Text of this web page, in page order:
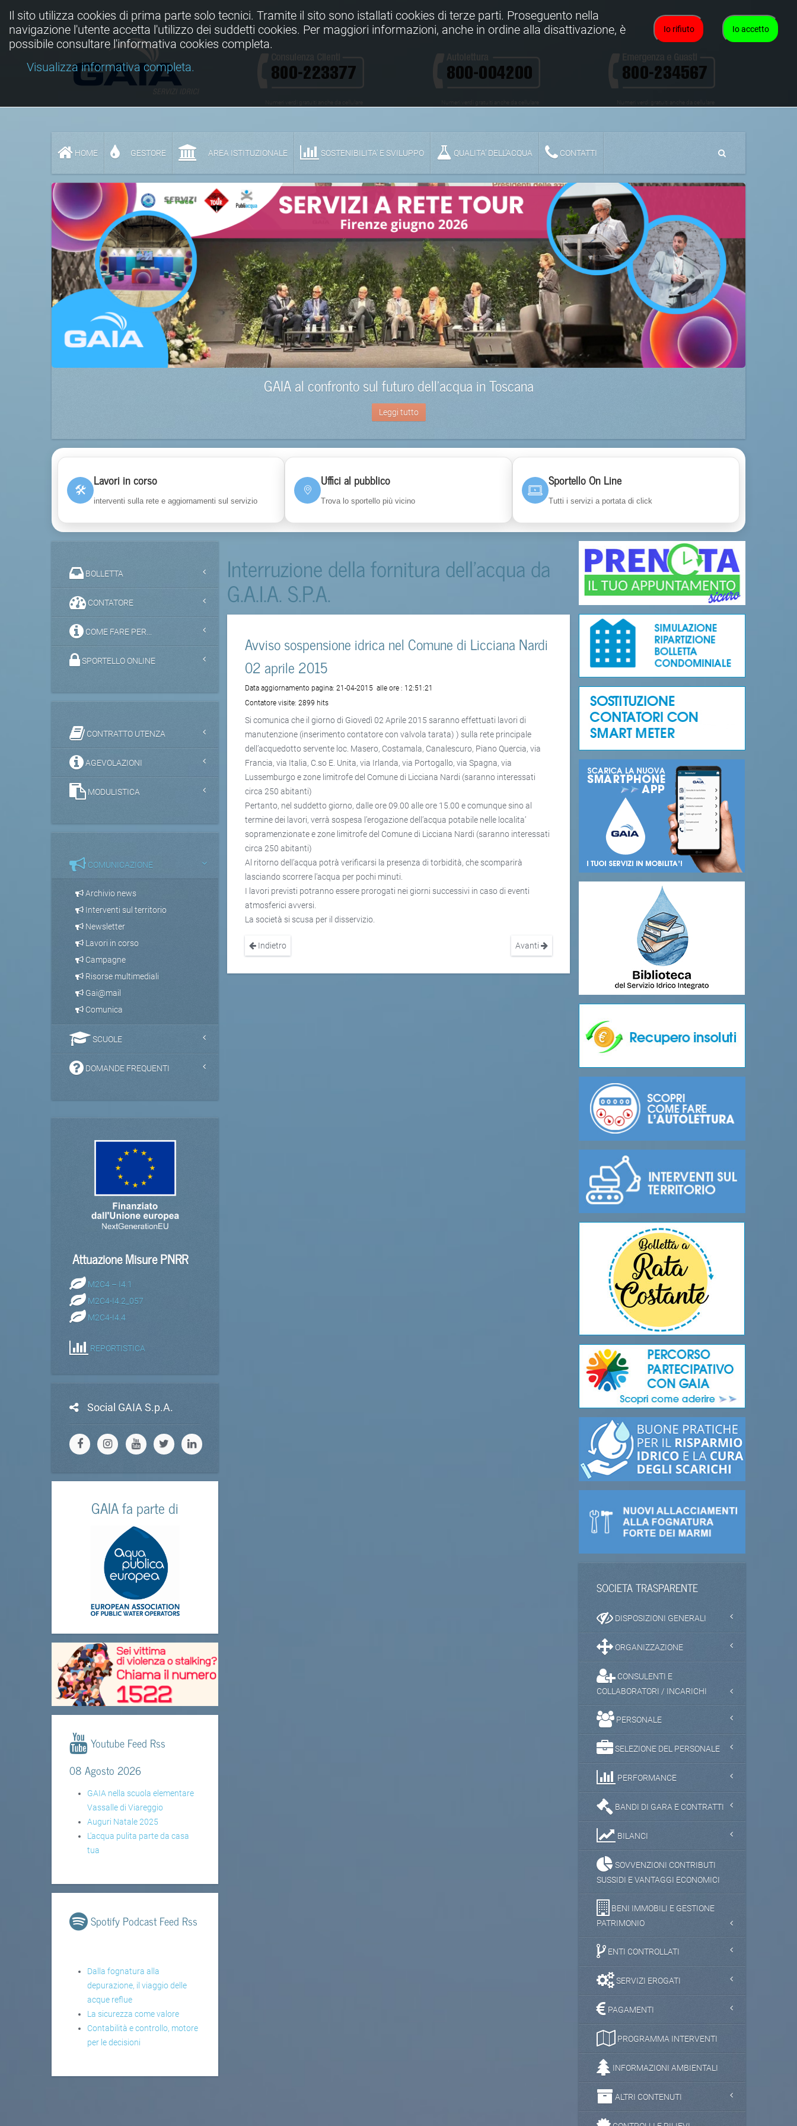
Numeri verdi gratuiti anche da cellulare
HOME GESTORE AREA ISTITUZIONALE SOSTENIBILITA' E SVILUPPO QUALITA’ DELL’ACQUA CONTATTI
GAIA al confronto sul futuro dell’acqua in Toscana
Leggi tutto
🛠
Lavori in corso
interventi sulla rete e aggiornamenti sul servizio
Uffici al pubblico
Trova lo sportello più vicino
Sportello On Line
Tutti i servizi a portata di click
Interruzione della fornitura dell'acqua da
G.A.I.A. S.P.A.
Avviso sospensione idrica nel Comune di Licciana Nardi
02 aprile 2015
Data aggiornamento pagina:21-04-2015 alle ore : 12:51:21
Contatore visite:2899 hits
Si comunica che il giorno di Giovedì 02 Aprile 2015 saranno effettuati lavori di
manutenzione (inserimento contatore con valvola tarata) ) sulla rete principale
dell’acquedotto servente loc. Masero, Costamala, Canalescuro, Piano Quercia, via
Francia, via Italia, C.so E. Unita, via Irlanda, via Portogallo, via Spagna, via
Lussemburgo e zone limitrofe del Comune di Licciana Nardi (saranno interessati
circa 250 abitanti)
Pertanto, nel suddetto giorno, dalle ore 09.00 alle ore 15.00 e comunque sino al
termine dei lavori, verrà sospesa l’erogazione dell’acqua potabile nelle localita’
sopramenzionate e zone limitrofe del Comune di Licciana Nardi (saranno interessati
circa 250 abitanti)
Al ritorno dell’acqua potrà verificarsi la presenza di torbidità, che scomparirà
lasciando scorrere l’acqua per pochi minuti.
I lavori previsti potranno essere prorogati nei giorni successivi in caso di eventi
atmosferici avversi.
La società si scusa per il disservizio.
Indietro Avanti
BOLLETTA
CONTATORE
COME FARE PER...
SPORTELLO ONLINE
CONTRATTO UTENZA
AGEVOLAZIONI
MODULISTICA
COMUNICAZIONE
Archivio news
Interventi sul territorio
Newsletter
Lavori in corso
Campagne
Risorse multimediali
Gai@mail
Comunica
SCUOLE
DOMANDE FREQUENTI
Attuazione Misure PNRR
M2C4 – I4.1
M2C4-I4.2_057
M2C4-I4.4
REPORTISTICA
Social GAIA S.p.A.
GAIA fa parte di
Youtube Feed Rss
08 Agosto 2026
GAIA nella scuola elementare
Vassalle di Viareggio
Auguri Natale 2025
L'acqua pulita parte da casa
tua
Spotify Podcast Feed Rss
Dalla fognatura alla
depurazione, il viaggio delle
acque reflue
La sicurezza come valore
Contabilità e controllo, motore
per le decisioni
SOCIETA TRASPARENTE
DISPOSIZIONI GENERALI
ORGANIZZAZIONE
CONSULENTI E
COLLABORATORI / INCARICHI
PERSONALE
SELEZIONE DEL PERSONALE
PERFORMANCE
BANDI DI GARA E CONTRATTI
BILANCI
SOVVENZIONI CONTRIBUTI
SUSSIDI E VANTAGGI ECONOMICI
BENI IMMOBILI E GESTIONE
PATRIMONIO
ENTI CONTROLLATI
SERVIZI EROGATI
PAGAMENTI
PROGRAMMA INTERVENTI
INFORMAZIONI AMBIENTALI
ALTRI CONTENUTI
Io accetto
Io rifiuto
Il sito utilizza cookies di prima parte solo tecnici. Tramite il sito sono istallati cookies di terze parti. Proseguento nella
navigazione l'utente accetta l'utilizzo dei suddetti cookies. Per maggiori informazioni, anche in ordine alla disattivazione, è
possibile consultare l'informativa cookies completa.
Visualizza informativa completa.